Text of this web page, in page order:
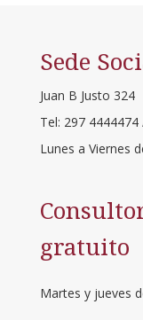
Sede
Juan B Justo 324
Tel: 297
Lunes a Viernes
gratuito
Martes y jueves